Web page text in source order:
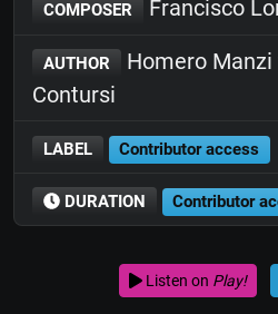
COMPOSER Francisco
AUTHOR
Homero
Contursi
LABEL Contributor access
DURATION Contributor
Listen on Play!